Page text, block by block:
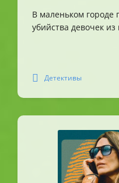
В маленьком городе
убийства девочек
Детективы